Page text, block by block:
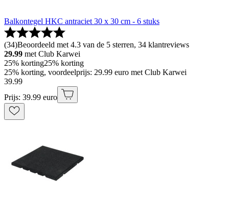
Balkontegel HKC antraciet 30 x 30 cm - 6 stuks
(34)Beoordeeld met 4.3 van de 5 sterren, 34 klantreviews
29.99 met Club Karwei
25% korting25% korting
25% korting, voordeelprijs: 29.99 euro met Club Karwei
39.99
Prijs: 39.99 euro